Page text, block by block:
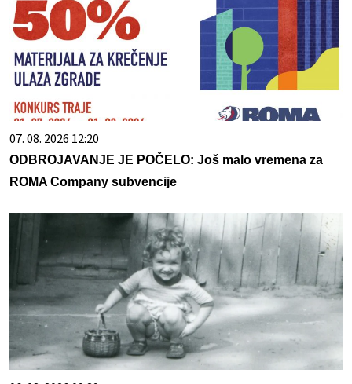
07. 08. 2026 12:20
ODBROJAVANJE JE POČELO: Još malo vremena za
ROMA Company subvencije